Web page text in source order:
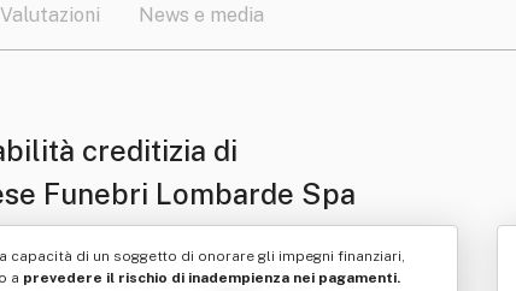
Valutazioni News e media
creditizia di
Funebri Lombarde Spa
capacità di un soggetto di onorare gli impegni finanziari,
a prevedere il rischio di inadempienza nei pagamenti.